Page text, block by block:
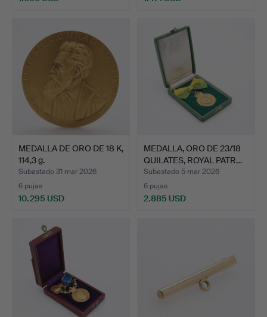
MEDALLA DE ORO DE 18 K,
114,3 g.
Subastado 31 mar 2026
6 pujas
10.295 USD
MEDALLA, ORO DE 23/18
QUILATES, ROYAL PATR…
Subastado 5 mar 2026
6 pujas
2.885 USD